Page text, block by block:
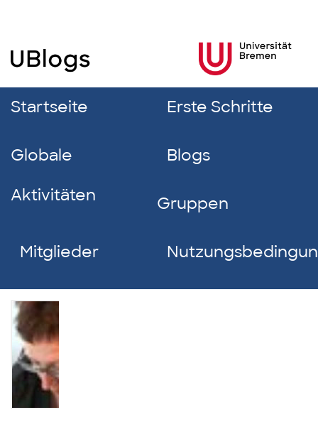
Startseite Erste Schritte
Globale
Aktivitäten
Blogs
Gruppen
Mitglieder